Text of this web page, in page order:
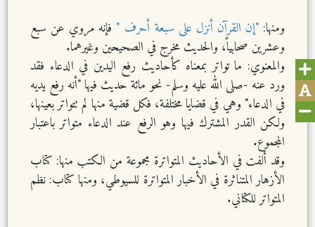
ومنها:"إن القرآن أنزل على سبعة أحرف " فإنه مروي عن سبع
وعشرين صحابياً، والحديث مخرج في الصحيحين وغيرهما.
والمعنوي: ما تواتر بمعناه كأحاديث رفع اليدين في الدعاء فقد
ورد عنه -صلى الله عليه وسلم- نحو مائة حديث فيها "أنه رفع يديه
في الدعاء" وهي في قضايا مختلفة، فكل قضية منها لم تتواتر بعينها،
ولكن القدر المشترك فيها وهو الرفع عند الدعاء متواتر باعتبار
المجموع.
وقد ألفت في الأحاديث المتواترة مجموعة من الكتب منها: كتاب
الأزهار المتناثرة في الأخبار المتواترة للسيوطي، ومنها كتاب: نظم
المتواتر للكتاني.